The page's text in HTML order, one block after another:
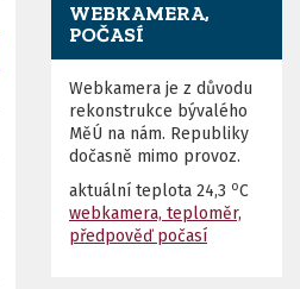
WEBKAMERA,
POČASÍ
Webkamera je z důvodu
rekonstrukce bývalého
MěÚ na nám. Republiky
dočasně mimo provoz.
aktuální teplota 24,3 oC
webkamera, teploměr,
předpověď počasí